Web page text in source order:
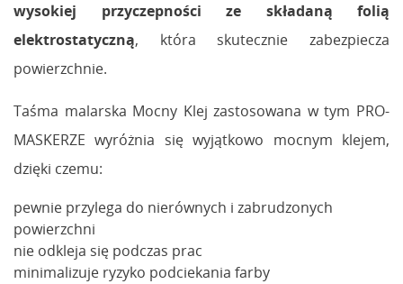
wysokiej przyczepności ze składaną folią
elektrostatyczną, która skutecznie zabezpiecza
powierzchnie.
Taśma malarska Mocny Klej zastosowana w tym PRO-
MASKERZE wyróżnia się wyjątkowo mocnym klejem,
dzięki czemu:
pewnie przylega do nierównych i zabrudzonych
powierzchni
nie odkleja się podczas prac
minimalizuje ryzyko podciekania farby